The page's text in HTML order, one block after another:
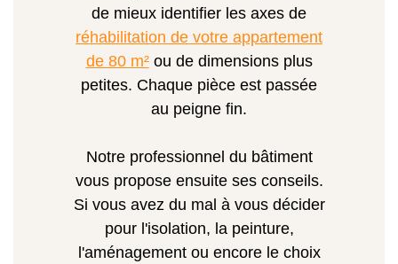
de mieux identifier les axes de
réhabilitation de votre appartement
de 80 m²ou de dimensions plus
petites. Chaque pièce est passée
au peigne fin.
Notre professionnel du bâtiment
vous propose ensuite ses conseils.
Si vous avez du mal à vous décider
pour l'isolation, la peinture,
l'aménagement ou encore le choix